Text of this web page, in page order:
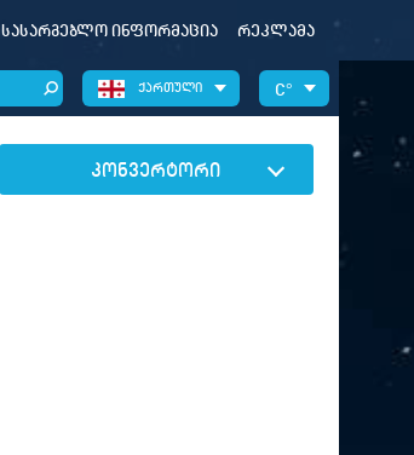
სასარგებლო ინფორმაცია რეკლამა
ქართული °
კონვერტორი